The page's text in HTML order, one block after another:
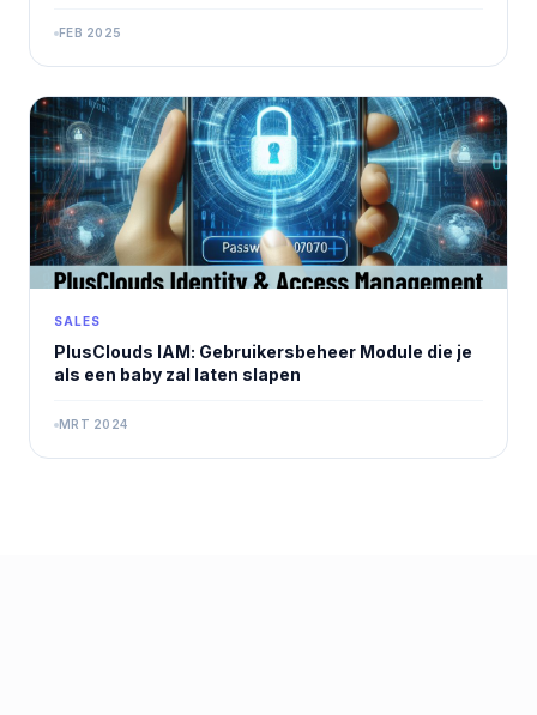
FEB 2025
SALES
PlusClouds IAM: Gebruikersbeheer Module die je
als een baby zal laten slapen
MRT 2024